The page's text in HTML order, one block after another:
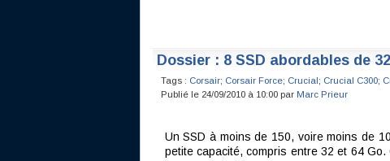
Dossier : 8 SSD abordables de
Tags : Corsair; Corsair Force; Crucial; Crucial C300;
Publié le 24/09/2010 à 10:00 par Marc Prieur
Un SSD à moins de 150, voire moins de
petite capacité, compris entre 32 et 64